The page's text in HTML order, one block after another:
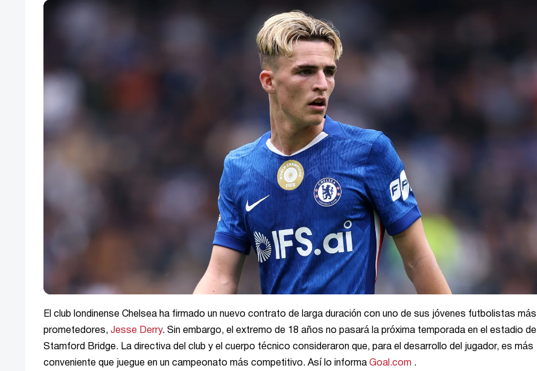
El club londinense Chelsea ha firmado un nuevo contrato de larga duración con uno de sus jóvenes futbolistas más
prometedores, Jesse Derry. Sin embargo, el extremo de 18 años no pasará la próxima temporada en el estadio de
Stamford Bridge. La directiva del club y el cuerpo técnico consideraron que, para el desarrollo del jugador, es más
conveniente que juegue en un campeonato más competitivo. Así lo informa Goal.com .